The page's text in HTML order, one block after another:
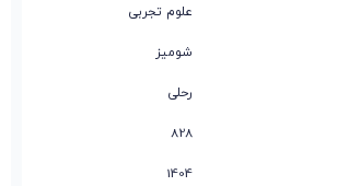
علوم تجربی
شومیز
رحلی
828
1404